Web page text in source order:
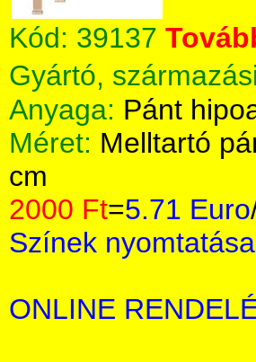
Kód: 39137
Gyártó,
Anyaga: Pánt
Méret: Melltartó
cm
2000 Ft=5.71 Euro
Színek nyomtatása
ONLINE